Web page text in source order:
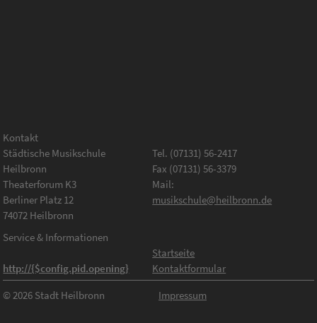
Kontakt
Städtische Musikschule
Heilbronn
Theaterforum K3
Berliner Platz 12
74072 Heilbronn
Tel. (07131) 56-2417
Fax (07131) 56-3379
Mail:
musikschule@heilbronn.de
Service & Informationen
http://{$config.pid.opening}
Startseite
Kontaktformular
© 2026 Stadt Heilbronn
Impressum